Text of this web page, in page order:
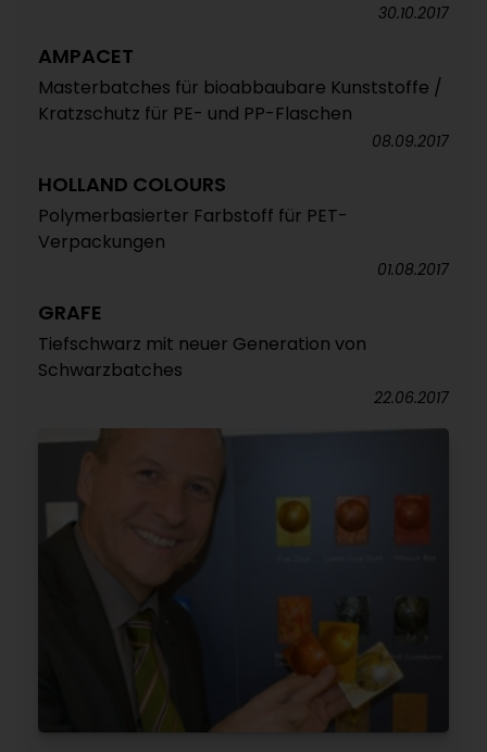
30.10.2017
AMPACET
Masterbatches für bioabbaubare Kunststoffe /
Kratzschutz für PE- und PP-Flaschen
08.09.2017
HOLLAND COLOURS
Polymerbasierter Farbstoff für PET-
Verpackungen
01.08.2017
GRAFE
Tiefschwarz mit neuer Generation von
Schwarzbatches
22.06.2017